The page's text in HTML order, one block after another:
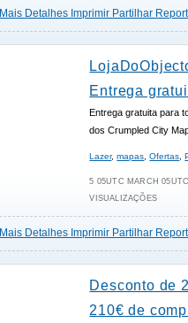
Mais Detalhes Imprimir Partilhar
Entrega
Entrega gratuita para
dos Crumpled City
Lazer,mapas ,Ofertas ,
5 05UTC MARCH
VISUALIZAÇÕES
Mais Detalhes Imprimir Partilhar
Desconto de
210€ de